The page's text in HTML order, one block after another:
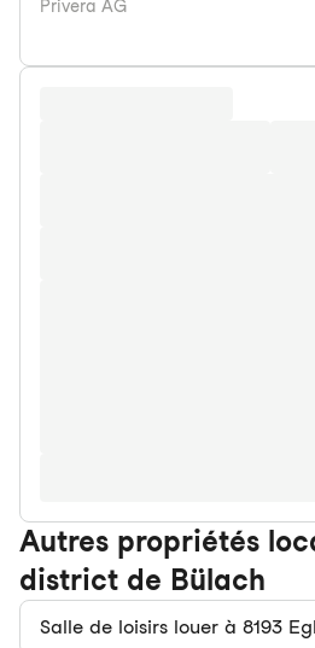
Privera AG
Autres propriétés
district de Bülach
Salle de loisirs louer à 8193